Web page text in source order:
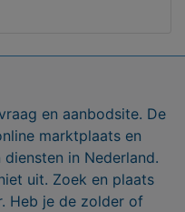
en aanbodsite. De
marktplaats en
in Nederland.
uit. Zoek en plaats
Heb je de zolder of